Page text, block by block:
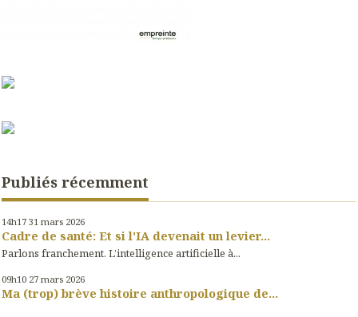
Publiés récemment
14h17 31 mars 2026
Cadre de santé: Et si l'IA devenait un levier...
Parlons franchement. L’intelligence artificielle à...
09h10 27 mars 2026
Ma (trop) brève histoire anthropologique de...